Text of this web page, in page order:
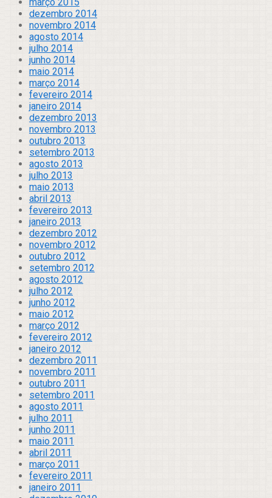
dezembro 2014
novembro 2014
agosto 2014
julho 2014
junho 2014
maio 2014
março 2014
fevereiro 2014
janeiro 2014
dezembro 2013
novembro 2013
outubro 2013
setembro 2013
agosto 2013
julho 2013
maio 2013
abril 2013
fevereiro 2013
janeiro 2013
dezembro 2012
novembro 2012
outubro 2012
setembro 2012
agosto 2012
julho 2012
junho 2012
maio 2012
março 2012
fevereiro 2012
janeiro 2012
dezembro 2011
novembro 2011
outubro 2011
setembro 2011
agosto 2011
julho 2011
junho 2011
maio 2011
abril 2011
março 2011
fevereiro 2011
janeiro 2011